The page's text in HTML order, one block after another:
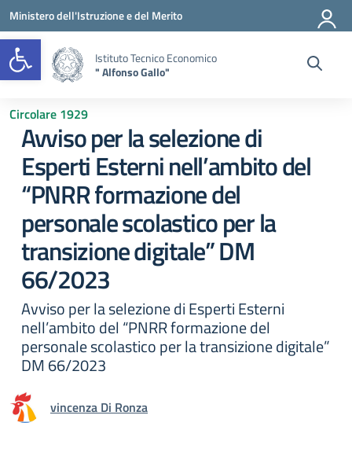
Open toolbar
Vai ai contenuti
Vai al menu di navigazione
Vai al footer
Ministero dell'Istruzione e del Merito
Istituto Tecnico Economico
" Alfonso Gallo"
Circolare 1929
Avviso per la selezione di
Esperti Esterni nell’ambito del
“PNRR formazione del
personale scolastico per la
transizione digitale” DM
66/2023
Avviso per la selezione di Esperti Esterni
nell’ambito del “PNRR formazione del
personale scolastico per la transizione digitale”
DM 66/2023
vincenza Di Ronza